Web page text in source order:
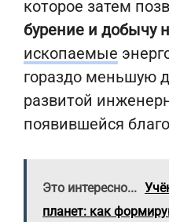
которое затем
бурение и добычу
ископаемые
гораздо меньшую
развитой
появившейся
Это интересно...
планет: как